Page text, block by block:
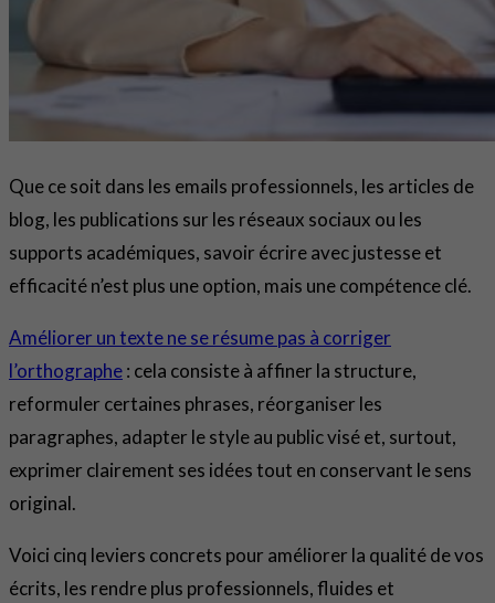
Que ce soit dans les emails professionnels, les articles de
blog, les publications sur les réseaux sociaux ou les
supports académiques, savoir écrire avec justesse et
efficacité n’est plus une option, mais une compétence clé.
Améliorer un texte ne se résume pas à corriger
l’orthographe: cela consiste à affiner la structure,
reformuler certaines phrases, réorganiser les
paragraphes, adapter le style au public visé et, surtout,
exprimer clairement ses idées tout en conservant le sens
original.
Voici cinq leviers concrets pour améliorer la qualité de vos
écrits, les rendre plus professionnels, fluides et